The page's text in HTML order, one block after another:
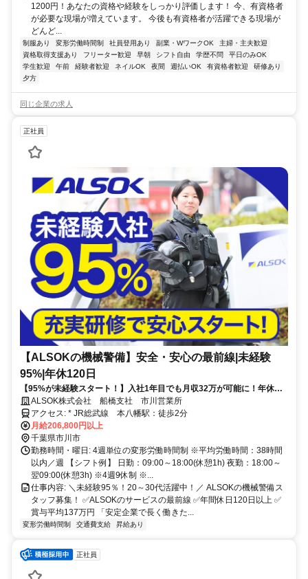
1200円！あなたの資格や経験をしっかり評価します！ 今、有資格者
が必要な現場が増えています。 今後も有資格者が活躍できる現場が
どんど...
制服あり 変形労働時間制 社員登用あり 副業・WワークOK
主婦・主夫歓迎
資格取得支援あり
フリーター歓迎 早朝 シフト自由 学歴不問
平日のみOK
学生歓迎
午前 経験者歓迎 ネイルOK 夜間 週払いOK 有資格者歓迎
研修あり
夕方
同じ企業の求人
正社員
【ALSOKの機械警備】安全・安心の最前線|未経験
95%|年休120日
【95%が未経験スタート！】入社1年目でも月収32万が可能に！年休
120日+賞与平均137万円◎
ALSOK株式会社 船橋支社 市川営業所
アクセス: * JR総武線 本八幡駅：徒歩2分
月給206,800円以上
千葉県市川市
勤務時間・曜日: 4週単位の変形労働時間制 ※平均労働時間：38時間
以内／週 【シフト例】 日勤：09:00～18:00(休憩1h) 夜勤：18:00～
翌09:00(休憩3h) ※4週9休制 ※...
仕事内容: ＼未経験95％！20～30代活躍中！／ ALSOKの機械警備ス
タッフ募集！ ✅️ALSOKのサービスの最前線 ✅️年間休日120日以上 ✅️
賞与平均137万円 「安定企業で⻑く働きた...
変形労働時間制 交通費支給 昇給あり
正社員